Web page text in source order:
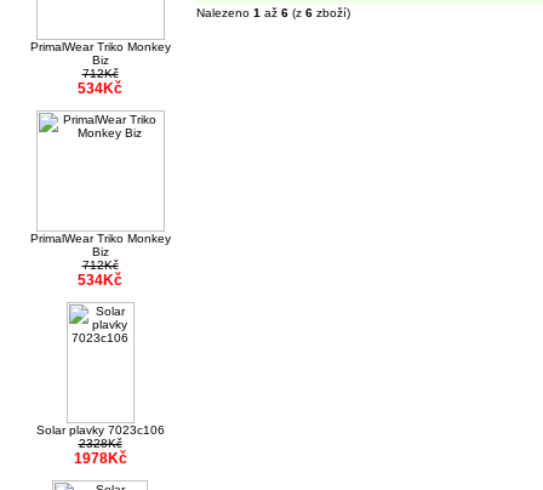
PrimalWear Triko Monkey
Biz
712Kč
534Kč
PrimalWear Triko Monkey
Biz
712Kč
534Kč
Solar plavky 7023c106
2328Kč
1978Kč
Nalezeno 1 až 6 (z 6 zboží)